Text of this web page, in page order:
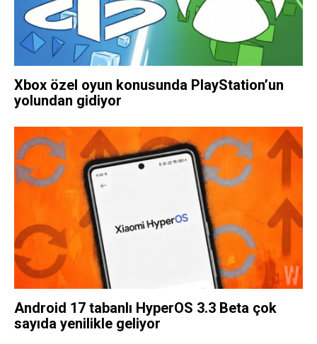
Xbox özel oyun konusunda PlayStation’un
yolundan gidiyor
Android 17 tabanlı HyperOS 3.3 Beta çok
sayıda yenilikle geliyor